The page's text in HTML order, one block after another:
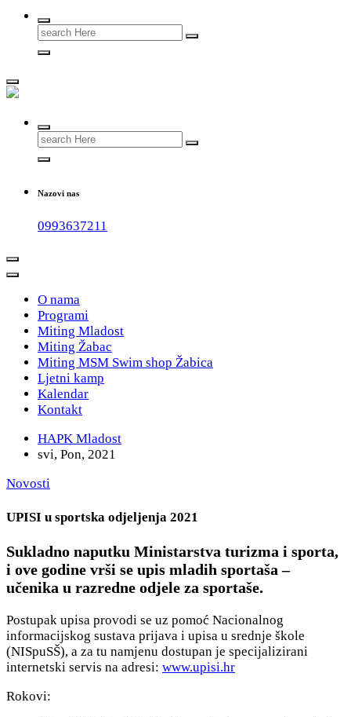
Search
for:
#teammladost
Search
for:
Nazovi nas
0993637211
O nama
Programi
Miting Mladost
Miting Žabac
Miting MSM Swim shop Žabica
Ljetni kamp
Kalendar
Kontakt
HAPK Mladost
svi, Pon, 2021
Novosti
UPISI u sportska odjeljenja 2021
Sukladno naputku Ministarstva turizma i sporta,
i ove godine vrši se upis mladih sportaša –
učenika u razredne odjele za sportaše.
Postupak upisa provodi se uz pomoć Nacionalnog
informacijskog sustava prijava i upisa u srednje škole
(NISpuSŠ), a za tu namjenu dostupan je specijalizirani
internetski servis na adresi: www.upisi.hr
Rokovi: